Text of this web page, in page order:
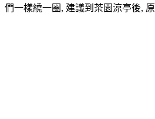
們一樣繞一圈, 建議到茶園涼亭後,